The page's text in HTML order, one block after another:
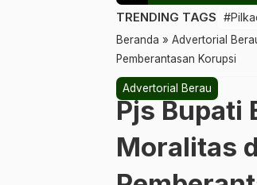
TRENDING TAGS
Beranda » Advertorial
Pemberantasan Korupsi
Advertorial Berau
Pjs Bupati
Moralitas